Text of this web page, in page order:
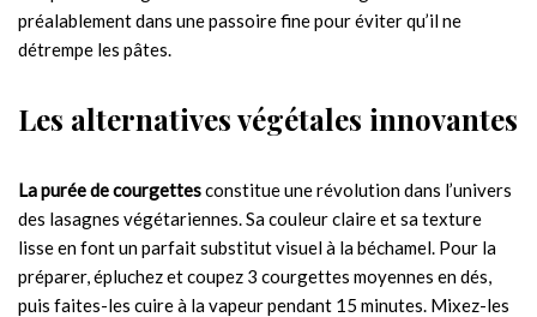
préalablement dans une passoire fine pour éviter qu’il ne
détrempe les pâtes.
Les alternatives végétales innovantes
La purée de courgettesconstitue une révolution dans l’univers
des lasagnes végétariennes. Sa couleur claire et sa texture
lisse en font un parfait substitut visuel à la béchamel. Pour la
préparer, épluchez et coupez 3 courgettes moyennes en dés,
puis faites-les cuire à la vapeur pendant 15 minutes. Mixez-les